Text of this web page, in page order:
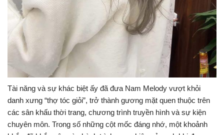
Tài năng và sự khác biệt ấy đã đưa Nam Melody vượt khỏi
danh xưng “thợ tóc giỏi”, trở thành gương mặt quen thuộc trên
các sân khấu thời trang, chương trình truyền hình và sự kiện
chuyên môn. Trong số những cột mốc đáng nhớ, một khoảnh